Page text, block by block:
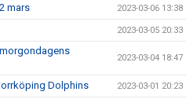
mars 2023-03-06 13:38
2023-03-05 20:33
2023-03-04 18:47
Dolphins 2023-03-01 20:23